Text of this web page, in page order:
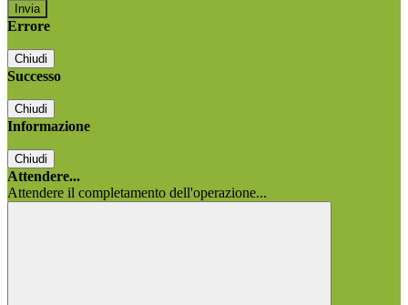
Errore
Chiudi
Successo
Chiudi
Informazione
Chiudi
Attendere...
Attendere il completamento dell'operazione...